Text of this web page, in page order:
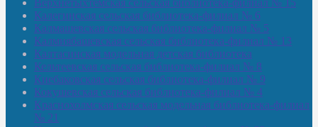
Верхнетыхтемская сельская библиотека-филиал № 15
Калегинская сельская библиотека-филиал № 6
Калмашевская сельская библиотека-филиал № 5
Калмиябашевская сельская библиотека-филиал № 13
Калтасинская модельная детская библиотека
Кельтеевская сельская библиотека-филиал № 8
Киебаковская сельская библиотека-филиал № 9
Кокушевская сельская библиотека-филиал № 4
Краснохолмская сельская модельная библиотека-филиал
№ 21